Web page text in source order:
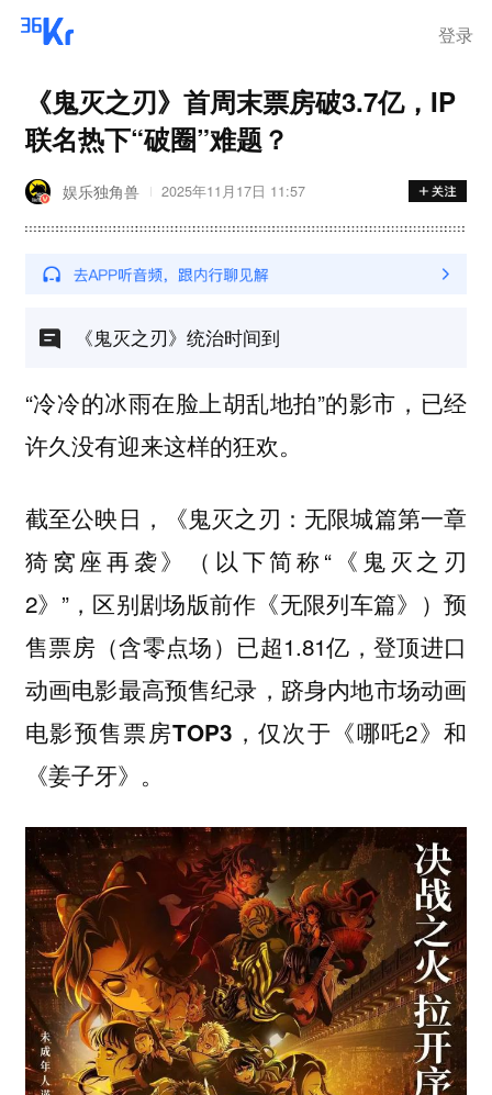
登录
《鬼灭之刃》首周末票房破3.7亿，IP
联名热下“破圈”难题？
娱乐独角兽 2025年11月17日 11:57
《鬼灭之刃》统治时间到
“冷冷的冰雨在脸上胡乱地拍”的影市，已经
许久没有迎来这样的狂欢。
截至公映日，《鬼灭之刃：无限城篇第一章
猗窝座再袭》（以下简称“《鬼灭之刃
2》”，区别剧场版前作《无限列车篇》）预
售票房（含零点场）已超1.81亿， 登顶进口
动画电影最高预售纪录，跻身内地市场动画
电影预售票房TOP3 ，仅次于《哪吒2》和
《姜子牙》。